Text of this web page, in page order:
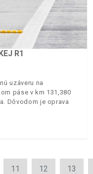
R1
uzáveru na
páse v km 131,380
Dôvodom je oprava
11 12 13